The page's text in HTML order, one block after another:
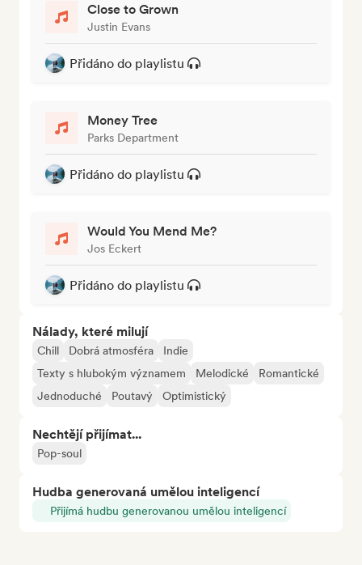
Close to Grown
Justin Evans
Přidáno do playlistu
Money Tree
Parks Department
Přidáno do playlistu
Would You Mend Me?
Jos Eckert
Přidáno do playlistu
Nálady, které milují
Chill Dobrá atmosféra
Indie
Texty s hlubokým významem
Melodické
Romantické
Jednoduché
Poutavý Optimistický
Nechtějí přijímat...
Pop-soul
Hudba generovaná umělou inteligencí
Přijímá hudbu generovanou umělou inteligencí